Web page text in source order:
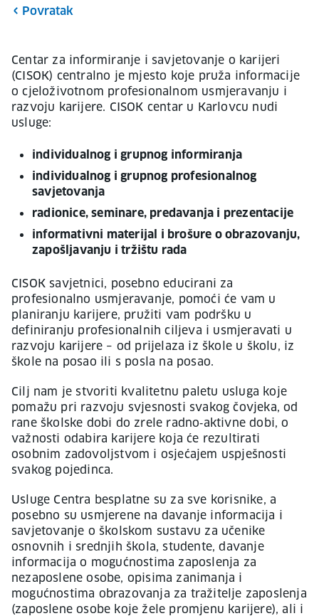
Povratak
Centar za informiranje i savjetovanje o karijeri
(CISOK) centralno je mjesto koje pruža informacije
o cjeloživotnom profesionalnom usmjeravanju i
razvoju karijere. CISOK centar u Karlovcu nudi
usluge:
individualnog i grupnog informiranja
individualnog i grupnog profesionalnog
savjetovanja
radionice, seminare, predavanja i prezentacije
informativni materijal i brošure o obrazovanju,
zapošljavanju i tržištu rada
CISOK savjetnici, posebno educirani za
profesionalno usmjeravanje, pomoći će vam u
planiranju karijere, pružiti vam podršku u
definiranju profesionalnih ciljeva i usmjeravati u
razvoju karijere – od prijelaza iz škole u školu, iz
škole na posao ili s posla na posao.
Cilj nam je stvoriti kvalitetnu paletu usluga koje
pomažu pri razvoju svjesnosti svakog čovjeka, od
rane školske dobi do zrele radno‐aktivne dobi, o
važnosti odabira karijere koja će rezultirati
osobnim zadovoljstvom i osjećajem uspješnosti
svakog pojedinca.
Usluge Centra besplatne su za sve korisnike, a
posebno su usmjerene na davanje informacija i
savjetovanje o školskom sustavu za učenike
osnovnih i srednjih škola, studente, davanje
informacija o mogućnostima zaposlenja za
nezaposlene osobe, opisima zanimanja i
mogućnostima obrazovanja za tražitelje zaposlenja
(zaposlene osobe koje žele promjenu karijere), ali i